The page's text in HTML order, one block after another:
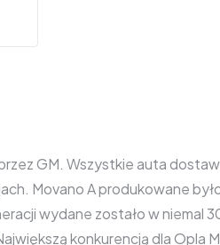
GM. Wszystkie auta
Movano A produkowane
wydane zostało w niemal
konkurencją dla Opla